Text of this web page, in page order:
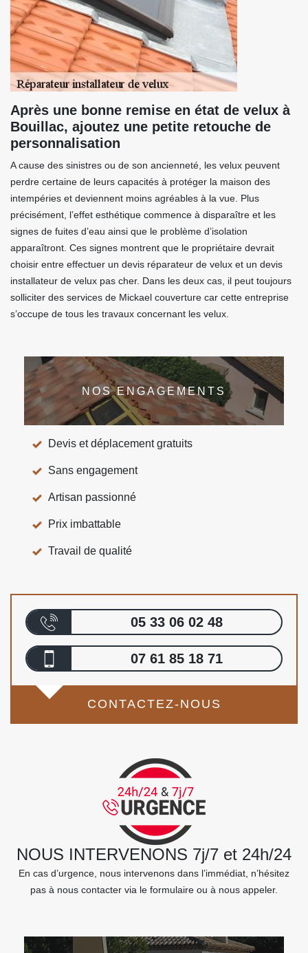
Après une bonne remise en état de velux à
Bouillac, ajoutez une petite retouche de
personnalisation
A cause des sinistres ou de son ancienneté, les velux peuvent
perdre certaine de leurs capacités à protéger la maison des
intempéries et deviennent moins agréables à la vue. Plus
précisément, l’effet esthétique commence à disparaître et les
signes de fuites d’eau ainsi que le problème d’isolation
apparaîtront. Ces signes montrent que le propriétaire devrait
choisir entre effectuer un devis réparateur de velux et un devis
installateur de velux pas cher. Dans les deux cas, il peut toujours
solliciter des services de Mickael couverture car cette entreprise
s’occupe de tous les travaux concernant les velux.
NOS ENGAGEMENTS
Devis et déplacement gratuits
Sans engagement
Artisan passionné
Prix imbattable
Travail de qualité
05 33 06 02 48
07 61 85 18 71
CONTACTEZ-NOUS
NOUS INTERVENONS 7j/7 et 24h/24
En cas d’urgence, nous intervenons dans l’immédiat, n’hésitez
pas à nous contacter via le formulaire ou à nous appeler.